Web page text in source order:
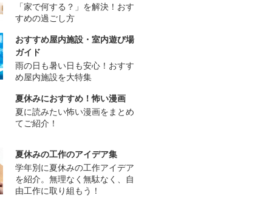
「家で何する？」を解決！おす
すめの過ごし方
おすすめ屋内施設・室内遊び場
ガイド
雨の日も暑い日も安心！おすす
め屋内施設を大特集
夏休みにおすすめ！怖い漫画
夏に読みたい怖い漫画をまとめ
てご紹介！
夏休みの工作のアイデア集
学年別に夏休みの工作アイデア
を紹介。無理なく無駄なく、自
由工作に取り組もう！